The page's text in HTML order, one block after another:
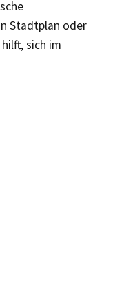
Stadtplan oder
sich im